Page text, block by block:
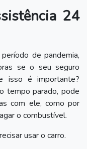
24
de pandemia,
se o seu seguro
isso é importante?
tempo parado, pode
com ele, como por
o combustível.
usar o carro.